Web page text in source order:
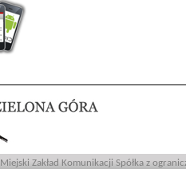
Zakład Komunikacji Spółka z